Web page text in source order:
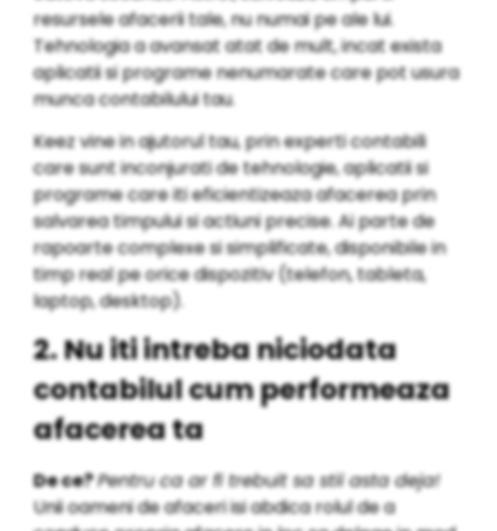
resursele afacerii tale, nu numai pe ale lui.
Tehnologia a avansat atat de mult, incat exista
aplicatii si programe nenumarate care pot usura
munca contabilului tau.
Keez vine in ajutorul tau, prin experti contabili
care sunt inconjurati de tehnologie, aplicatii si
programe care iti eficientizeaza afacerea prin
salvarea timpului si actiuni precise. Ai parte de
rapoarte complexe si simplificate, disponibile in
timp real pe orice dispozitiv (telefon, tableta,
laptop, desktop).
2. Nu iti intreba niciodata
contabilul cum performeaza
afacerea ta
De ce?Pentru ca ar fi trebuit sa stii asta deja!
Unii oameni de afaceri isi abdica rolul de a